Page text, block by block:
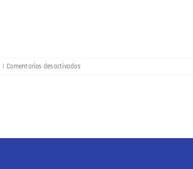
| Comentarios desactivados